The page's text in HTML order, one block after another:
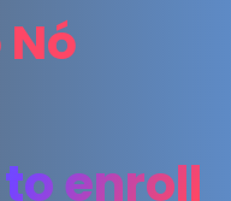
enroll